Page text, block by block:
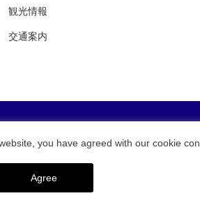
観光情報
交通案内
© GINSUISO. All Rights Reserved.
you have agreed with our cookie
Agree